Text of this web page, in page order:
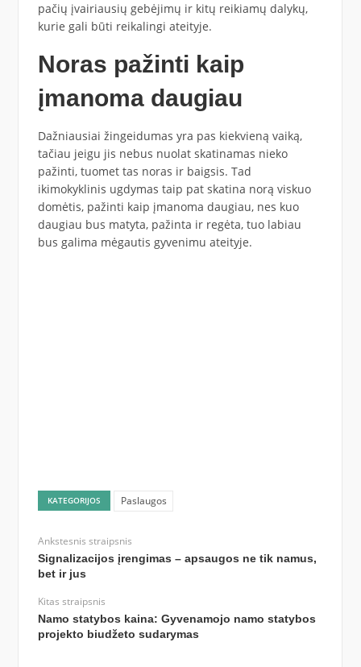
pačių įvairiausių gebėjimų ir kitų reikiamų dalykų,
kurie gali būti reikalingi ateityje.
Noras pažinti kaip
įmanoma daugiau
Dažniausiai žingeidumas yra pas kiekvieną vaiką,
tačiau jeigu jis nebus nuolat skatinamas nieko
pažinti, tuomet tas noras ir baigsis. Tad
ikimokyklinis ugdymas taip pat skatina norą viskuo
domėtis, pažinti kaip įmanoma daugiau, nes kuo
daugiau bus matyta, pažinta ir regėta, tuo labiau
bus galima mėgautis gyvenimu ateityje.
KATEGORIJOS Paslaugos
Ankstesnis straipsnis
Signalizacijos įrengimas – apsaugos ne tik namus,
bet ir jus
Kitas straipsnis
Namo statybos kaina: Gyvenamojo namo statybos
projekto biudžeto sudarymas